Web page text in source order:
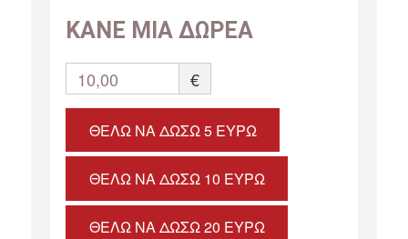
ΚΑΝΕ ΜΙΑ ΔΩΡΕΑ
10,00 €
ΘΈΛΩ ΝΑ ΔΏΣΩ 5 ΕΥΡΏ
ΘΈΛΩ ΝΑ ΔΏΣΩ 10 ΕΥΡΏ
ΘΈΛΩ ΝΑ ΔΏΣΩ 20 ΕΥΡΏ